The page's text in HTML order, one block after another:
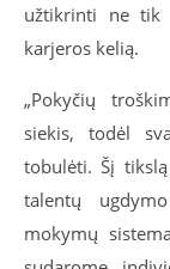
užtikrinti ne tik
karjeros kelią.
„Pokyčių
siekis, todėl
tobulėti. Šį
talentų
mokymų